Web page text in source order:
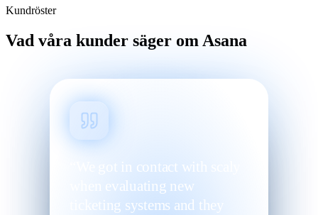
Kundröster
Vad våra kunder säger om Asana
“We got in contact with scaly
when evaluating new
ticketing systems and they